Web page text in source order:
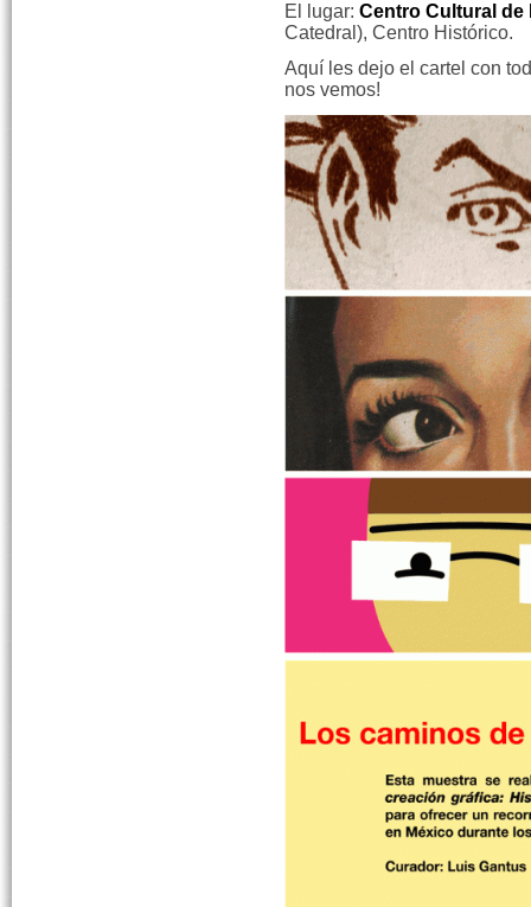
El lugar: Centro Cultural de
Catedral), Centro Histórico.
Aquí les dejo el cartel con
nos vemos!